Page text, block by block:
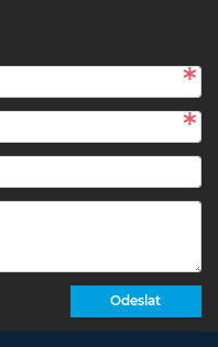
Odeslat